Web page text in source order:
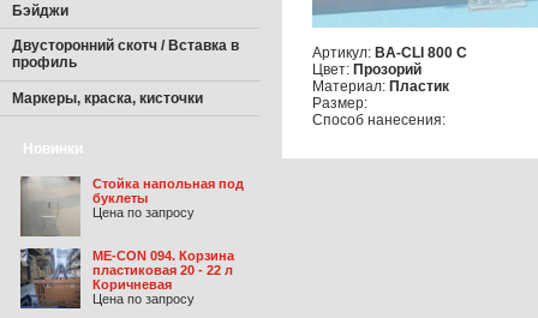
Бэйджи
Двусторонний скотч / Вставка в
профиль
Маркеры, краска, кисточки
Новинки
Стойка напольная под
буклеты
Цена по запросу
ME-CON 094. Корзина
пластиковая 20 - 22 л
Коричневая
Цена по запросу
Артикул: BA-CLI 800 C
Цвет: Прозорий
Материал: Пластик
Размер:
Способ нанесения: